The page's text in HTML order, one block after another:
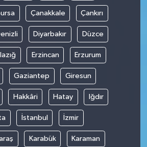
Çanakkale Çankırı
Diyarbakır Düzce
Erzincan Erzurum
Gaziantep Giresun
Hakkâri Hatay Iğdır
İstanbul İzmir
Karabük Karaman